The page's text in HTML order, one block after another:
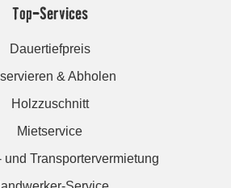
Top-Services
Dauertiefpreis
& Abholen
Holzzuschnitt
Mietservice
und Transportervermietung